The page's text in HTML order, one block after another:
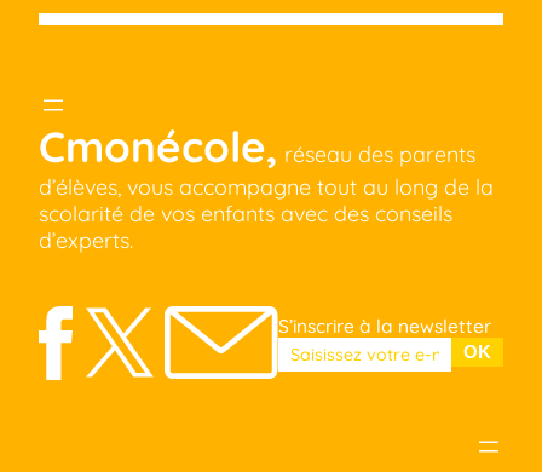
Cmonécole, réseau des parents
d’élèves, vous accompagne tout au long de la
scolarité de vos enfants avec des conseils
d’experts.
S’inscrire à la newsletter
Veuillez laisser ce champ